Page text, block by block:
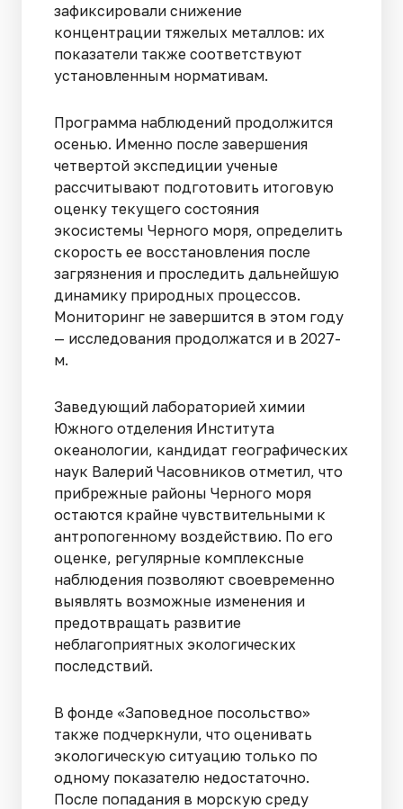
зафиксировали снижение
концентрации тяжелых металлов: их
показатели также соответствуют
установленным нормативам.
Программа наблюдений продолжится
осенью. Именно после завершения
четвертой экспедиции ученые
рассчитывают подготовить итоговую
оценку текущего состояния
экосистемы Черного моря, определить
скорость ее восстановления после
загрязнения и проследить дальнейшую
динамику природных процессов.
Мониторинг не завершится в этом году
— исследования продолжатся и в 2027-
м.
Заведующий лабораторией химии
Южного отделения Института
океанологии, кандидат географических
наук Валерий Часовников отметил, что
прибрежные районы Черного моря
остаются крайне чувствительными к
антропогенному воздействию. По его
оценке, регулярные комплексные
наблюдения позволяют своевременно
выявлять возможные изменения и
предотвращать развитие
неблагоприятных экологических
последствий.
В фонде «Заповедное посольство»
также подчеркнули, что оценивать
экологическую ситуацию только по
одному показателю недостаточно.
После попадания в морскую среду